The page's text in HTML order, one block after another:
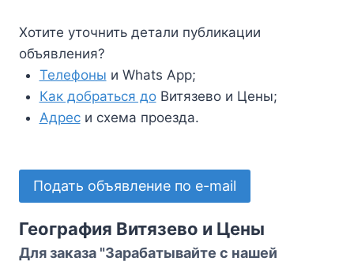
Хотите уточнить детали публикации
объявления?
Телефоны и Whats App;
Как добраться доВитязево и Цены;
Адреси схема проезда.
Подать объявление по e-mail
География Витязево и Цены
Для заказа "Зарабатывайте с нашей